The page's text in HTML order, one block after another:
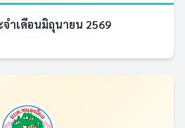
ำเดือนมิถุนายน 2569